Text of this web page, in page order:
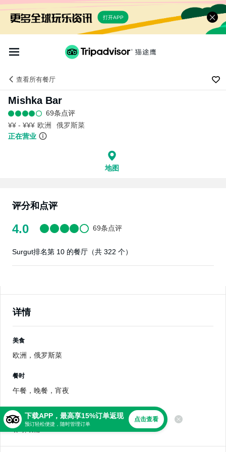
打开APP
查看所有餐厅
Mishka Bar
69条点评
¥¥ - ¥¥¥ 欧洲
俄罗斯菜
正在营业
地图
评分和点评
4.0 69条点评
Surgut排名第 10 的餐厅（共 322 个）
详情
美食
欧洲，俄罗斯菜
餐时
午餐，晚餐，宵夜
查看所有详情
餐时, 功能
下载APP，最高享15%订单返现
预订轻松便捷，随时管理订单
点击查看